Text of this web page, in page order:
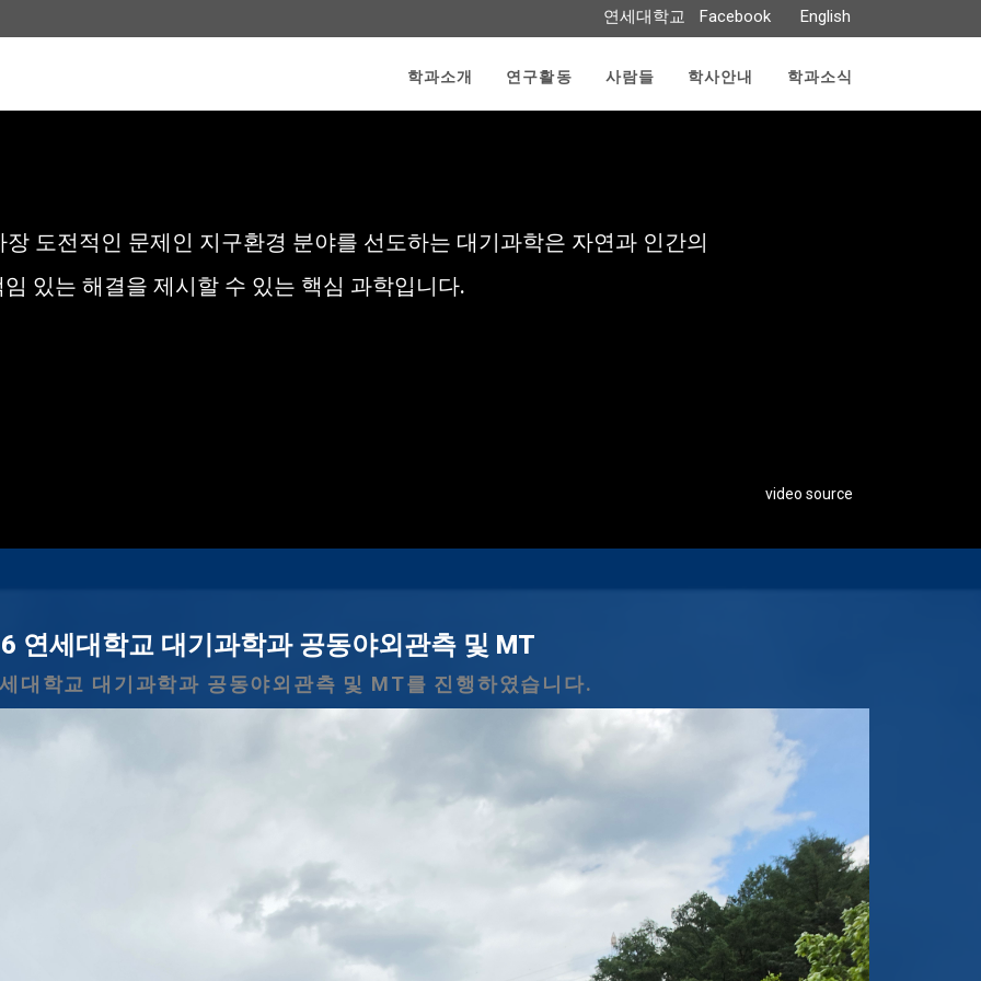
연세대학교 Facebook English
학과소개 연구활동 사람들 학사안내 학과소식
도전적인 문제인 지구환경 분야를 선도하는 대기과학은 자연과 인간의
있는 해결을 제시할 수 있는 핵심 과학입니다.
video source
연세대학교 대기과학과 2026 워크샵
년 과학관에서 대기과학과 워크샵을 진행했습니다.